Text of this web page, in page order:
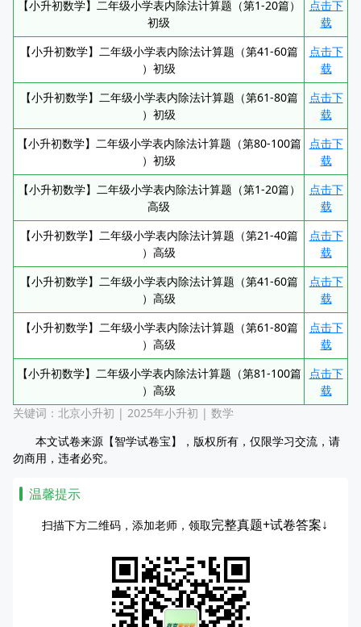
【小升初数学】二年级小学表内除法计算题（第1-20篇）
初级
点击下
载
【小升初数学】二年级小学表内除法计算题（第41-60篇
）初级
点击下
载
【小升初数学】二年级小学表内除法计算题（第61-80篇
）初级
点击下
载
【小升初数学】二年级小学表内除法计算题（第80-100篇
）初级
点击下
载
【小升初数学】二年级小学表内除法计算题（第1-20篇）
高级
点击下
载
【小升初数学】二年级小学表内除法计算题（第21-40篇
）高级
点击下
载
【小升初数学】二年级小学表内除法计算题（第41-60篇
）高级
点击下
载
【小升初数学】二年级小学表内除法计算题（第61-80篇
）高级
点击下
载
【小升初数学】二年级小学表内除法计算题（第81-100篇
）高级
点击下
载
关键词： 北京小升初 | 2025年小升初 | 数学
本文试卷来源【智学试卷宝】，版权所有，仅限学习交流，请
勿商用，违者必究。
温馨提示
扫描下方二维码，添加老师，领取完整真题+试卷答案↓